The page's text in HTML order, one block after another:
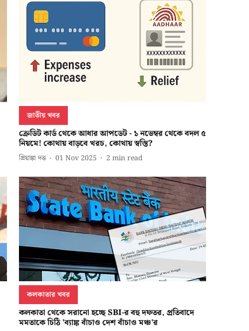
জাতীয় খবর
ক্রেডিট কার্ড থেকে আধার আপডেট - ১ নভেম্বর থেকে বদল ৫
নিয়মে! কোথায় বাড়বে খরচ, কোথায় স্বস্তি?
প্রিয়াঙ্কা দত্ত 01 Nov 2025 2 min read
কলকাতার খবর
কলকাতা থেকে সরানো হচ্ছে SBI-র বহু দফতর, প্রতিবাদে
মমতাকে চিঠি 'ব্যাঙ্ক বাঁচাও দেশ বাঁচাও মঞ্চ'র